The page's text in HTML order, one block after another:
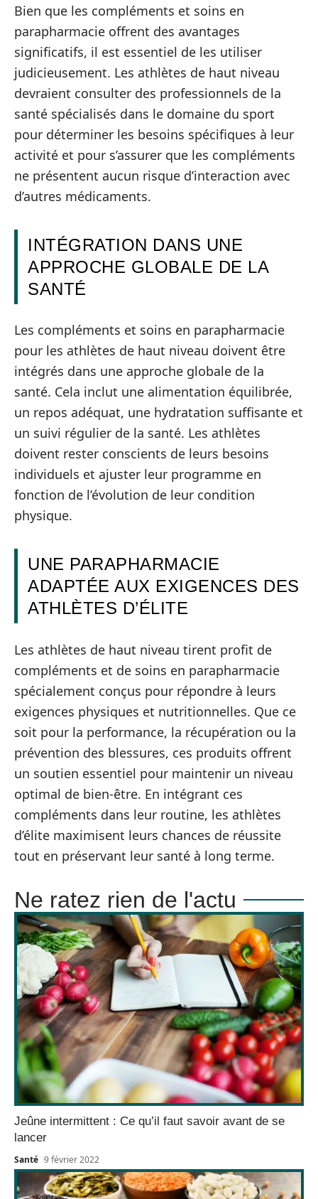
Bien que les compléments et soins en
parapharmacie offrent des avantages
significatifs, il est essentiel de les utiliser
judicieusement. Les athlètes de haut niveau
devraient consulter des professionnels de la
santé spécialisés dans le domaine du sport
pour déterminer les besoins spécifiques à leur
activité et pour s’assurer que les compléments
ne présentent aucun risque d’interaction avec
d’autres médicaments.
INTÉGRATION DANS UNE
APPROCHE GLOBALE DE LA
SANTÉ
Les compléments et soins en parapharmacie
pour les athlètes de haut niveau doivent être
intégrés dans une approche globale de la
santé. Cela inclut une alimentation équilibrée,
un repos adéquat, une hydratation suffisante et
un suivi régulier de la santé. Les athlètes
doivent rester conscients de leurs besoins
individuels et ajuster leur programme en
fonction de l’évolution de leur condition
physique.
UNE PARAPHARMACIE
ADAPTÉE AUX EXIGENCES DES
ATHLÈTES D’ÉLITE
Les athlètes de haut niveau tirent profit de
compléments et de soins en parapharmacie
spécialement conçus pour répondre à leurs
exigences physiques et nutritionnelles. Que ce
soit pour la performance, la récupération ou la
prévention des blessures, ces produits offrent
un soutien essentiel pour maintenir un niveau
optimal de bien-être. En intégrant ces
compléments dans leur routine, les athlètes
d’élite maximisent leurs chances de réussite
tout en préservant leur santé à long terme.
Ne ratez rien de l'actu
Jeûne intermittent : Ce qu’il faut savoir avant de se
lancer
Santé 9 février 2022